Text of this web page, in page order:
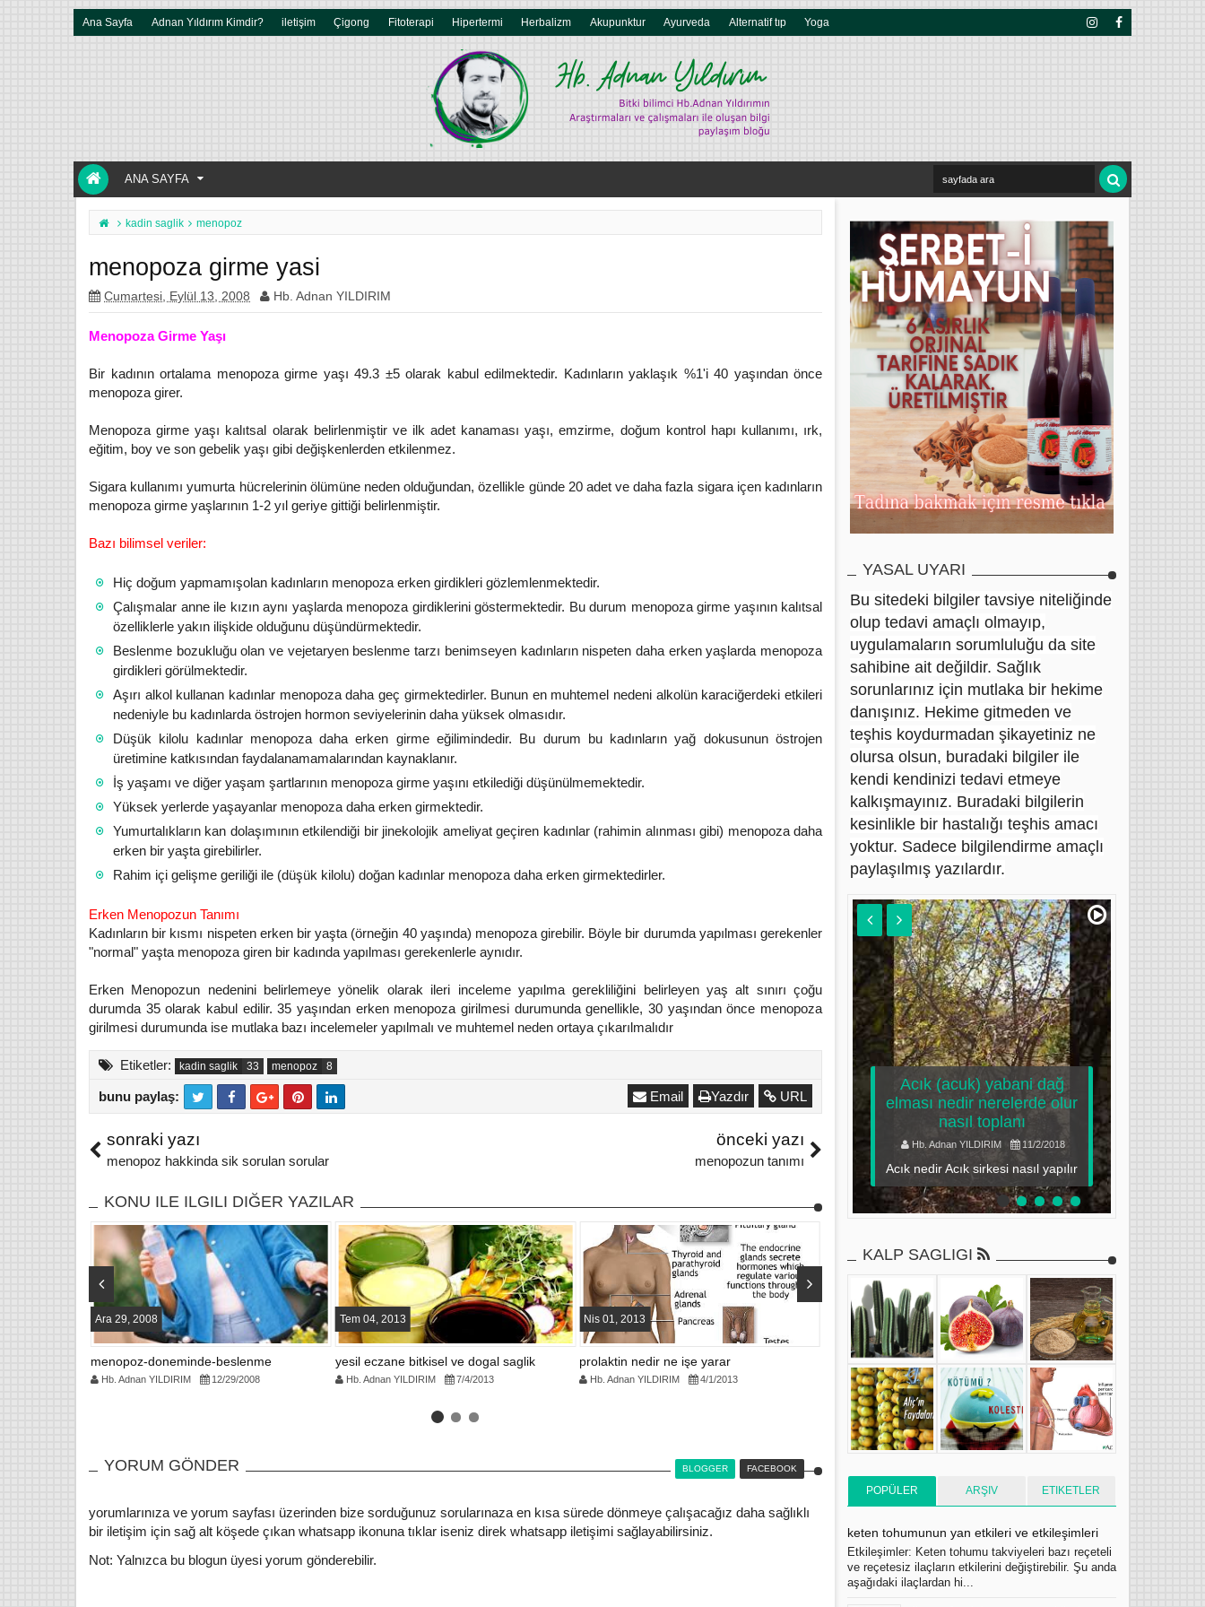
Ana Sayfa Adnan Yıldırım Kimdir? iletişim Çigong Fitoterapi Hipertermi Herbalizm Akupunktur Ayurveda Alternatif tıp Yoga
ANA SAYFA
kadin saglik menopoz
menopoza girme yasi
Cumartesi, Eylül 13, 2008 Hb. Adnan YILDIRIM
Menopoza Girme Yaşı
Bir kadının ortalama menopoza girme yaşı 49.3 ±5 olarak kabul edilmektedir. Kadınların yaklaşık %1'i 40 yaşından önce
menopoza girer.
Menopoza girme yaşı kalıtsal olarak belirlenmiştir ve ilk adet kanaması yaşı, emzirme, doğum kontrol hapı kullanımı, ırk,
eğitim, boy ve son gebelik yaşı gibi değişkenlerden etkilenmez.
Sigara kullanımı yumurta hücrelerinin ölümüne neden olduğundan, özellikle günde 20 adet ve daha fazla sigara içen kadınların
menopoza girme yaşlarının 1-2 yıl geriye gittiği belirlenmiştir.
Bazı bilimsel veriler:
Hiç doğum yapmamışolan kadınların menopoza erken girdikleri gözlemlenmektedir.
Çalışmalar anne ile kızın aynı yaşlarda menopoza girdiklerini göstermektedir. Bu durum menopoza girme yaşının kalıtsal
özelliklerle yakın ilişkide olduğunu düşündürmektedir.
Beslenme bozukluğu olan ve vejetaryen beslenme tarzı benimseyen kadınların nispeten daha erken yaşlarda menopoza
girdikleri görülmektedir.
Aşırı alkol kullanan kadınlar menopoza daha geç girmektedirler. Bunun en muhtemel nedeni alkolün karaciğerdeki etkileri
nedeniyle bu kadınlarda östrojen hormon seviyelerinin daha yüksek olmasıdır.
Düşük kilolu kadınlar menopoza daha erken girme eğilimindedir. Bu durum bu kadınların yağ dokusunun östrojen
üretimine katkısından faydalanamamalarından kaynaklanır.
İş yaşamı ve diğer yaşam şartlarının menopoza girme yaşını etkilediği düşünülmemektedir.
Yüksek yerlerde yaşayanlar menopoza daha erken girmektedir.
Yumurtalıkların kan dolaşımının etkilendiği bir jinekolojik ameliyat geçiren kadınlar (rahimin alınması gibi) menopoza daha
erken bir yaşta girebilirler.
Rahim içi gelişme geriliği ile (düşük kilolu) doğan kadınlar menopoza daha erken girmektedirler.
Erken Menopozun Tanımı
Kadınların bir kısmı nispeten erken bir yaşta (örneğin 40 yaşında) menopoza girebilir. Böyle bir durumda yapılması gerekenler
"normal" yaşta menopoza giren bir kadında yapılması gerekenlerle aynıdır.
Erken Menopozun nedenini belirlemeye yönelik olarak ileri inceleme yapılma gerekliliğini belirleyen yaş alt sınırı çoğu
durumda 35 olarak kabul edilir. 35 yaşından erken menopoza girilmesi durumunda genellikle, 30 yaşından önce menopoza
girilmesi durumunda ise mutlaka bazı incelemeler yapılmalı ve muhtemel neden ortaya çıkarılmalıdır
Etiketler: kadin saglik menopoz
bunu paylaş:
T
F
o
o
URL
Yazdır
Email
sonraki yazı
menopoz hakkinda sik sorulan sorular
önceki yazı
menopozun tanımı
KONU ILE ILGILI DIĞER YAZILAR
Ara 29, 2008
menopoz-doneminde-beslenme
Hb. Adnan YILDIRIM 12/29/2008
Tem 04, 2013
yesil eczane bitkisel ve dogal saglik
Hb. Adnan YILDIRIM 7/4/2013
Nis 01, 2013
prolaktin nedir ne işe yarar
Hb. Adnan YILDIRIM 4/1/2013
Ocak 29, 2013
amenore adet görmeme regl olmamak
Hb. Adnan YILDIRIM 1/29/2013
Kas 30, 2011
doğal afrodizyak bitkiler
YORUM GÖNDER BLOGGER FACEBOOK
yorumlarınıza ve yorum sayfası üzerinden bize sorduğunuz sorularınaza en kısa sürede dönmeye çalışacağız daha sağlıklı
bir iletişim için sağ alt köşede çıkan whatsapp ikonuna tıklar iseniz direk whatsapp iletişimi sağlayabilirsiniz.
Not: Yalnızca bu blogun üyesi yorum gönderebilir.
YASAL UYARI
Bu sitedeki bilgiler tavsiye niteliğinde
olup tedavi amaçlı olmayıp,
uygulamaların sorumluluğu da site
sahibine ait değildir. Sağlık
sorunlarınız için mutlaka bir hekime
danışınız. Hekime gitmeden ve
teşhis koydurmadan şikayetiniz ne
olursa olsun, buradaki bilgiler ile
kendi kendinizi tedavi etmeye
kalkışmayınız. Buradaki bilgilerin
kesinlikle bir hastalığı teşhis amacı
yoktur. Sadece bilgilendirme amaçlı
paylaşılmış yazılardır.
çuha çiçeği nerelerde olur
nasıl toplanır ne işe yarar
Hb. Adnan YILDIRIM 11/2/2018
Çuha çiçeği nerelerde olur nasıl
toplanır Çuha çiçeğinin faydaları
nelerdir
Mehmet Türkşardan Harika
Tarifler
Hb. Adnan YILDIRIM
bağışıklık kuvvetlendiriciler
kontv hanımeli prgramı
ismail göçer dilek akkuş
bitkiler Teknikeri Dilek Akkuş ve
İsmail Göçer BAZI KONU
BAŞLIKLARI Aromatik bitki yağları
ile yapılan cilt bakımı şekilleri
Ka...
Acık (acuk) yabani dağ
elması nedir nerelerde olur
nasıl toplanı
Hb. Adnan YILDIRIM 11/2/2018
Acık nedir Acık sirkesi nasıl yapılır
KALP SAGLIGI
POPÜLER ARŞIV ETIKETLER
keten tohumunun yan etkileri ve etkileşimleri
Etkileşimler: Keten tohumu takviyeleri bazı reçeteli
ve reçetesiz ilaçların etkilerini değiştirebilir. Şu anda
aşağıdaki ilaçlardan hi...